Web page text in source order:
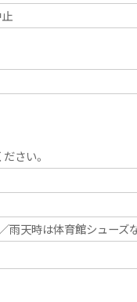
さい。
天時は体育館シューズ